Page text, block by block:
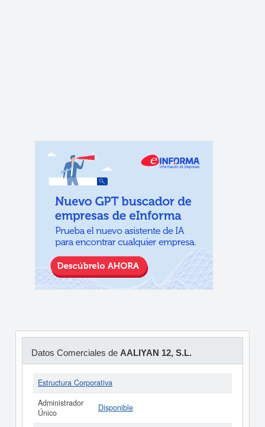
Datos Comerciales de AALIYAN 12, S.L.
Estructura Corporativa
Administrador
Único
Disponible